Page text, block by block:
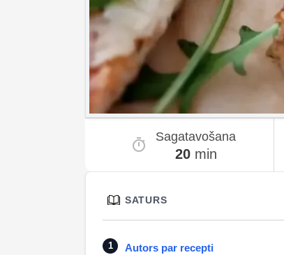
Sagatavošana
20min
SATURS
Autors par recepti